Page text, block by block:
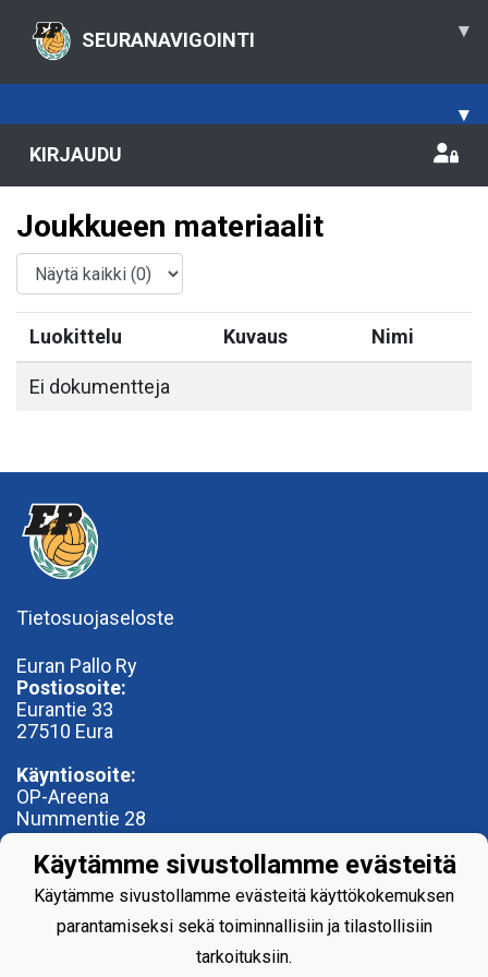
SEURANAVIGOINTI ▾
▾
KIRJAUDU
Joukkueen materiaalit
Luokittelu Kuvaus Nimi
Ei dokumentteja
Tietosuojaseloste
Euran Pallo Ry
Postiosoite:
Eurantie 33
27510 Eura
Käyntiosoite:
OP-Areena
Nummentie 28
27500 Kauttua
toimisto@euranpallo.fi
Käytämme sivustollamme evästeitä
Käytämme sivustollamme evästeitä käyttökokemuksen
parantamiseksi sekä toiminnallisiin ja tilastollisiin
tarkoituksiin.